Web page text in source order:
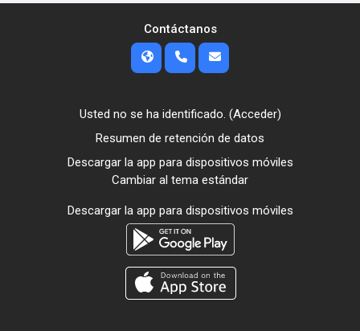
Contáctanos
Usted no se ha identificado. (Acceder)
Resumen de retención de datos
Descargar la app para dispositivos móviles
Cambiar al tema estándar
Descargar la app para dispositivos móviles